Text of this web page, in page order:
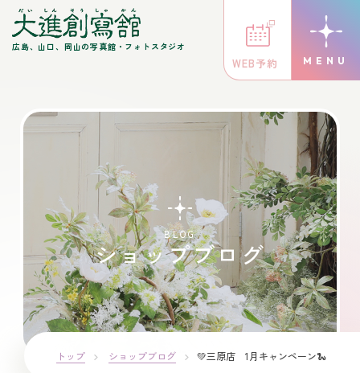
広島、山口、岡山の写真館・フォトスタジオ
WEB予約
BLOG
ショップブログ
トップ ショップブログ 💚三原店 1月キャンペーン🐍